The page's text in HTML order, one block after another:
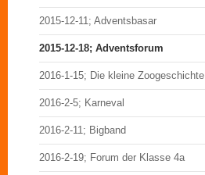
2015-12-11; Adventsbasar
2015-12-18; Adventsforum
2016-1-15; Die kleine Zoogeschichte
2016-2-5; Karneval
2016-2-11; Bigband
2016-2-19; Forum der Klasse 4a